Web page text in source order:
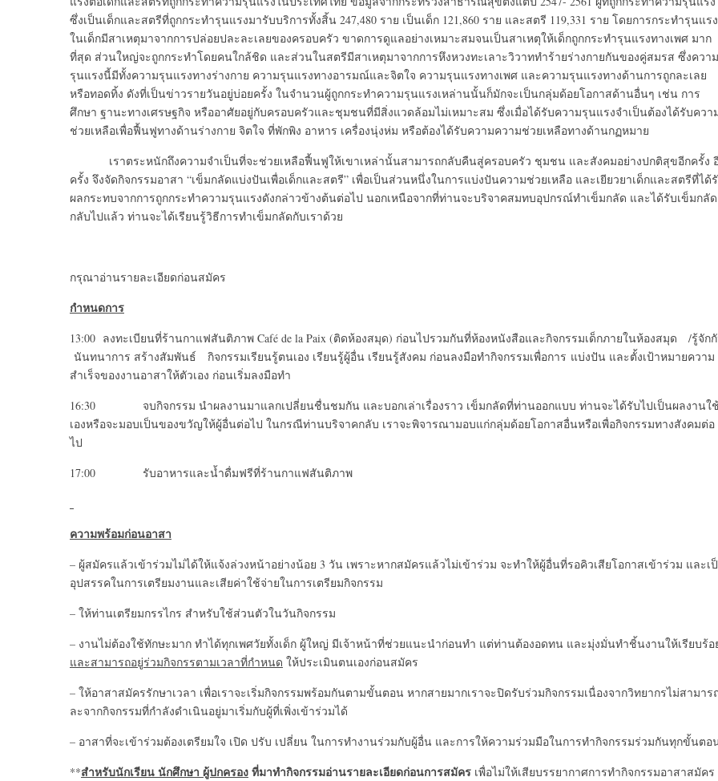
ซึ่งเป็นเด็กและสตรีที่ถูกกระทำรุนแรงมารับบริการทั้งสิ้น 247,480 ราย เป็นเด็ก 121,860 ราย และสตรี 119,331 ราย โดยการกระทำรุนแรง
ในเด็กมีสาเหตุมาจากการปล่อยปละละเลยของครอบครัว ขาดการดูแลอย่างเหมาะสมจนเป็นสาเหตุให้เด็กถูกกระทำรุนแรงทางเพศ มาก
ที่สุด ส่วนใหญ่จะถูกกระทำโดยคนใกล้ชิด และส่วนในสตรีมีสาเหตุมาจากการหึงหวงทะเลาะวิวาททำร้ายร่างกายกันของคู่สมรส ซึ่งความ
รุนแรงนี้มีทั้งความรุนแรงทางร่างกาย ความรุนแรงทางอารมณ์และจิตใจ ความรุนแรงทางเพศ และความรุนแรงทางด้านการถูกละเลย
หรือทอดทิ้ง ดังที่เป็นข่าวรายวันอยู่บ่อยครั้ง ในจำนวนผู้ถูกกระทำความรุนแรงเหล่านนั้นก็มักจะเป็นกลุ่มด้อยโอกาสด้านอื่นๆ เช่น การ
ศึกษา ฐานะทางเศรษฐกิจ หรืออาศัยอยู่กับครอบครัวและชุมชนที่มีสิ่งแวดล้อมไม่เหมาะสม ซึ่งเมื่อได้รับความรุนแรงจำเป็นต้องได้รับควา
ช่วยเหลือเพื่อฟื้นฟูทางด้านร่างกาย จิตใจ ที่พักพิง อาหาร เครื่องนุ่งห่ม หรือต้องได้รับความความช่วยเหลือทางด้านกฏหมาย
เราตระหนักถึงความจำเป็นที่จะช่วยเหลือฟื้นฟูให้เขาเหล่านั้นสามารถกลับคืนสู่ครอบครัว ชุมชน และสังคมอย่างปกติสุขอีกครั้ง
ครั้ง จึงจัดกิจกรรมอาสา “เข็มกลัดแบ่งปันเพื่อเด็กและสตรี” เพื่อเป็นส่วนหนึ่งในการแบ่งปันความช่วยเหลือ และเยียวยาเด็กและสตรีที่ได้
ผลกระทบจากการถูกกระทำความรุนแรงดังกล่าวข้างต้นต่อไป นอกเหนือจากที่ท่านจะบริจาคสมทบอุปกรณ์ทำเข็มกลัด และได้รับเข็มกลัด
กลับไปแล้ว ท่านจะได้เรียนรู้วิธีการทำเข็มกลัดกับเราด้วย
กรุณาอ่านรายละเอียดก่อนสมัคร
กำหนดการ
13:00 ลงทะเบียนที่ร้านกาแฟสันติภาพ Café de la Paix (ติดห้องสมุด) ก่อนไปรวมกันที่ห้องหนังสือและกิจกรรมเด็กภายในห้องสมุด /รู้จัก
นันทนาการ สร้างสัมพันธ์ กิจกรรมเรียนรู้ตนเอง เรียนรู้ผู้อื่น เรียนรู้สังคม ก่อนลงมือทำกิจกรรมเพื่อการ แบ่งปัน และตั้งเป้าหมายความ
สำเร็จของงานอาสาให้ตัวเอง ก่อนเริ่มลงมือทำ
16:30 จบกิจกรรม นำผลงานมาแลกเปลี่ยนชื่นชมกัน และบอกเล่าเรื่องราว เข็มกลัดที่ท่านออกแบบ ท่านจะได้รับไปเป็นผลงานใ
เองหรือจะมอบเป็นของขวัญให้ผู้อื่นต่อไป ในกรณีท่านบริจาคกลับ เราจะพิจารณามอบแก่กลุ่มด้อยโอกาสอื่นหรือเพื่อกิจกรรมทางสังคมต่อ
ไป
17:00 รับอาหารและน้ำดื่มฟรีที่ร้านกาแฟสันติภาพ
ความพร้อมก่อนอาสา
– ผู้สมัครแล้วเข้าร่วมไม่ได้ให้แจ้งล่วงหน้าอย่างน้อย 3 วัน เพราะหากสมัครแล้วไม่เข้าร่วม จะทำให้ผู้อื่นที่รอคิวเสียโอกาสเข้าร่วม และเ
อุปสรรคในการเตรียมงานและเสียค่าใช้จ่ายในการเตรียมกิจกรรม
– ให้ท่านเตรียมกรรไกร สำหรับใช้ส่วนตัวในวันกิจกรรม
– งานไม่ต้องใช้ทักษะมาก ทำได้ทุกเพศวัยทั้งเด็ก ผู้ใหญ่ มีเจ้าหน้าที่ช่วยแนะนำก่อนทำ แต่ท่านต้องอดทน และมุ่งมั่นทำชิ้นงานให้เรียบร้อ
และสามารถอยู่ร่วมกิจกรรตามเวลาที่กำหนด ให้ประเมินตนเองก่อนสมัคร
– ให้อาสาสมัครรักษาเวลา เพื่อเราจะเริ่มกิจกรรมพร้อมกันตามขั้นตอน หากสายมากเราจะปิดรับร่วมกิจกรรมเนื่องจากวิทยากรไม่สามาร
ละจากกิจกรรมที่กำลังดำเนินอยู่มาเริ่มกับผู้ที่เพิ่งเข้าร่วมได้
– อาสาที่จะเข้าร่วมต้องเตรียมใจ เปิด ปรับ เปลี่ยน ในการทำงานร่วมกับผู้อื่น และการให้ความร่วมมือในการทำกิจกรรมร่วมกันทุกขั้นตอ
**สำหรับนักเรียน นักศึกษา ผู้ปกครองที่มาทำกิจกรรมอ่านรายละเอียดก่อนการสมัคร เพื่อไม่ให้เสียบรรยากาศการทำกิจกรรมอาสาสมัคร